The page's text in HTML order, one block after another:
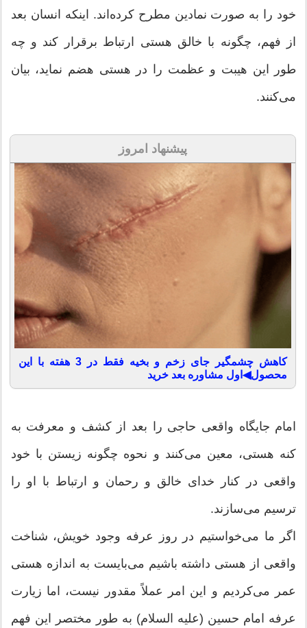
خود را به صورت نمادین مطرح کرده‌اند. اینکه انسان بعد
از فهم، چگونه با خالق هستی ارتباط برقرار کند و چه
طور این هیبت و عظمت را در هستی هضم نماید، بیان
می‌کنند.
پیشنهاد امروز
کاهش چشمگیر جای زخم و بخیه فقط در 3 هفته با این
محصول◀اول مشاوره بعد خرید
امام جایگاه واقعی حاجی را بعد از کشف و معرفت به
کنه هستی، معین می‌کنند و نحوه چگونه زیستن با خود
واقعی در کنار خدای خالق و رحمان و ارتباط با او را
ترسیم می‌سازند.
اگر ما می‌خواستیم در روز عرفه وجود خویش، شناخت
واقعی از هستی داشته باشیم می‌بایست به اندازه هستی
عمر می‌کردیم و این امر عملاً مقدور نیست، اما زیارت
عرفه امام حسین (علیه السلام) به طور مختصر این فهم